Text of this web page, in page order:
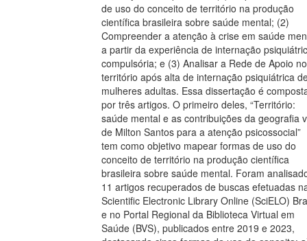
de uso do conceito de território na produção
científica brasileira sobre saúde mental; (2)
Compreender a atenção à crise em saúde
a partir da experiência de internação
compulsória; e (3) Analisar a Rede de Apoio no
território após alta de internação psiquiátrica
mulheres adultas. Essa dissertação é
por três artigos. O primeiro deles, “Território:
saúde mental e as contribuições da geografia
de Milton Santos para a atenção psicossocial”
tem como objetivo mapear formas de uso do
conceito de território na produção científica
brasileira sobre saúde mental. Foram
11 artigos recuperados de buscas efetuadas
Scientific Electronic Library Online (SciELO)
e no Portal Regional da Biblioteca Virtual em
Saúde (BVS), publicados entre 2019 e 2023,